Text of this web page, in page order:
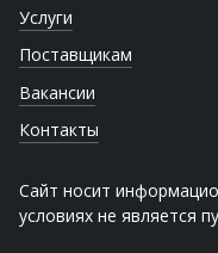
Услуги
Поставщикам
Вакансии
Контакты
Сайт носит
условиях не является